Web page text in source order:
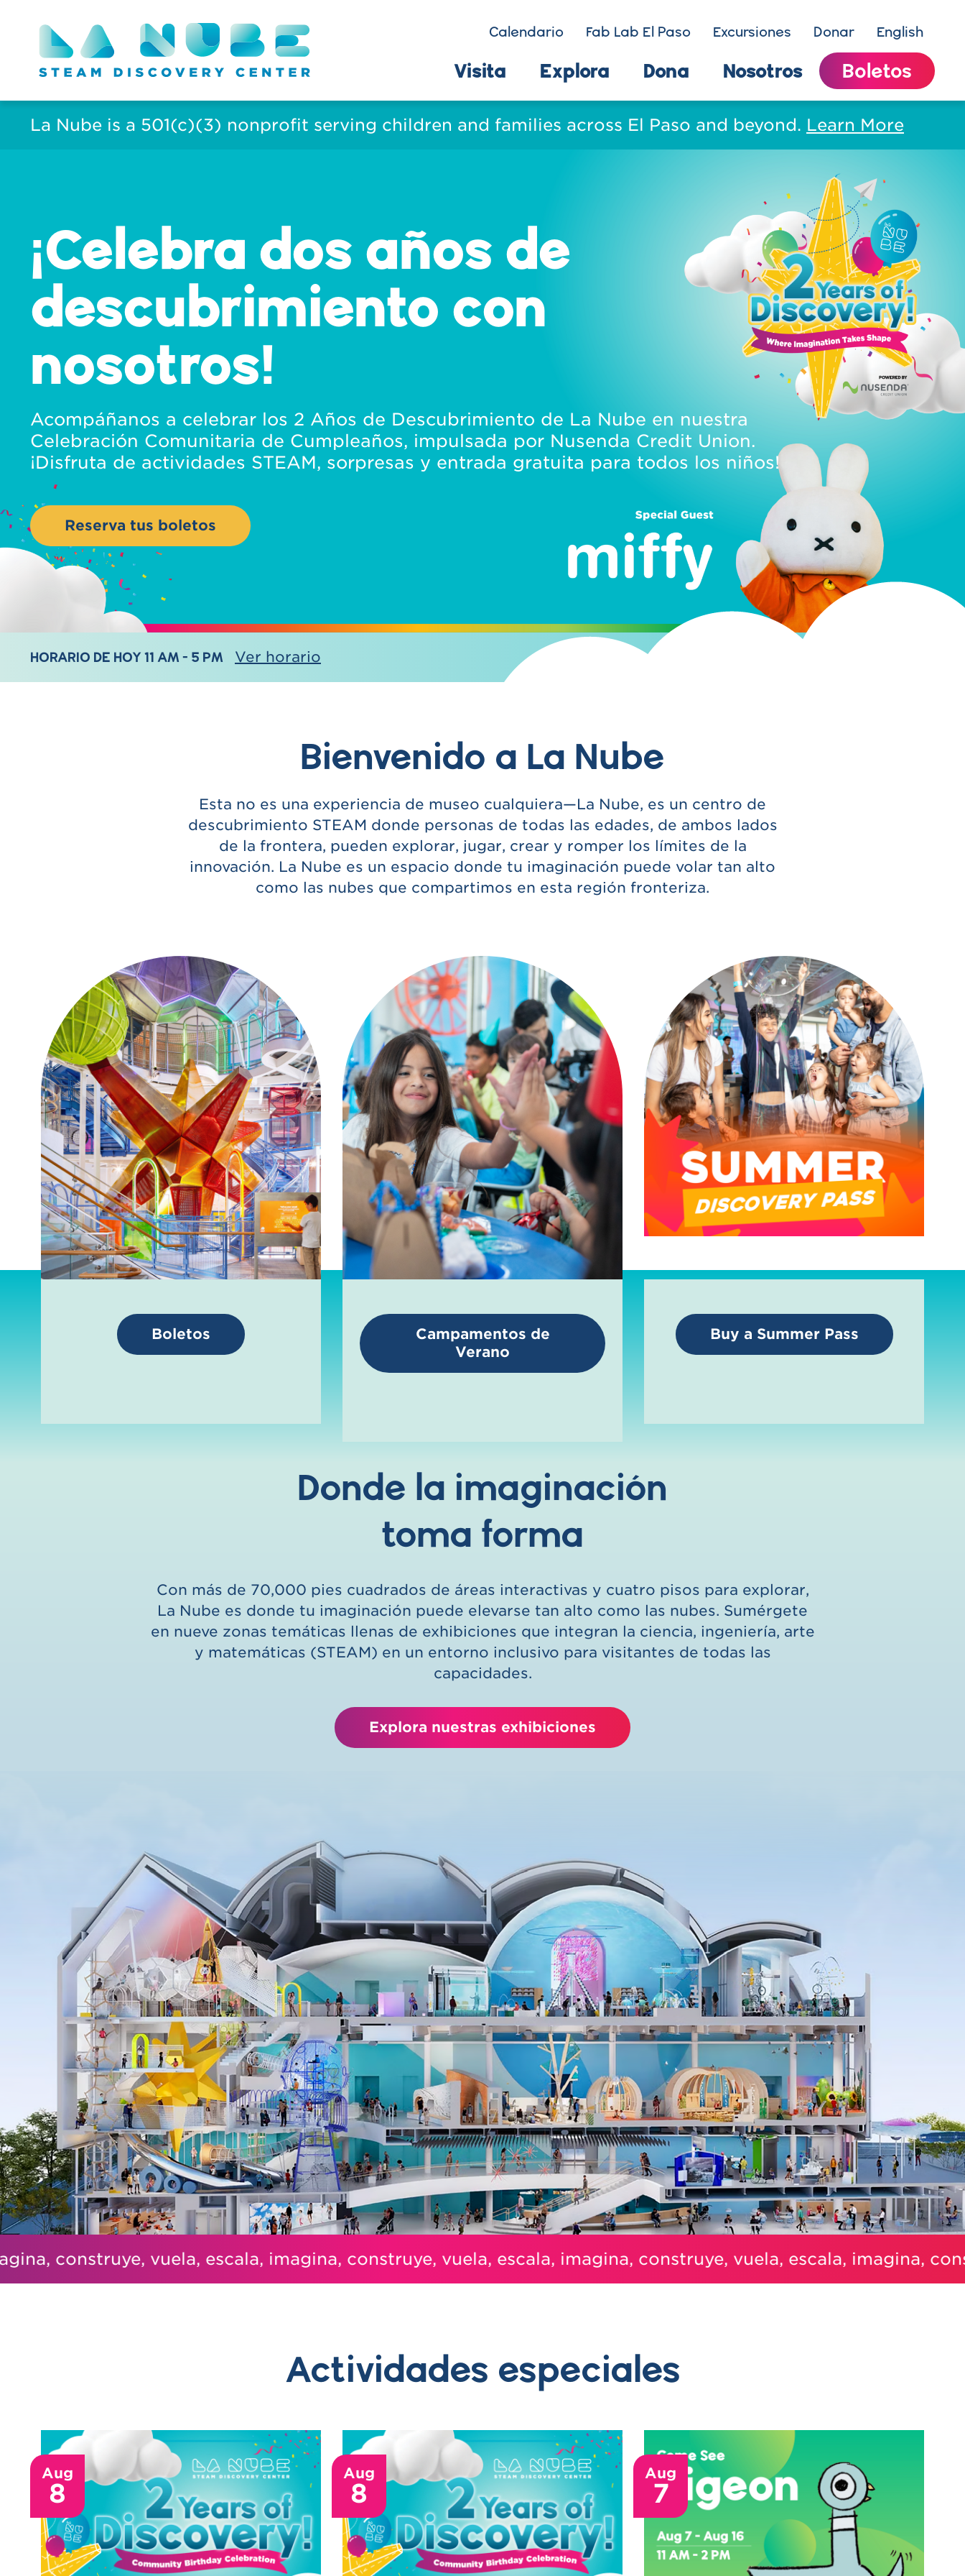
Calendario Fab Lab El Paso Excursiones Donar English
Visita Explora Dona Nosotros Boletos
La Nube is a 501(c)(3) nonprofit serving children and families across El Paso and beyond. Learn More
¡Celebra dos años de
descubrimiento con
nosotros!
Acompáñanos a celebrar los 2 Años de Descubrimiento de La Nube en nuestra
Celebración Comunitaria de Cumpleaños, impulsada por Nusenda Credit Union.
¡Disfruta de actividades STEAM, sorpresas y entrada gratuita para todos los niños!
Reserva tus boletos
HORARIO DE HOY 11 AM - 5 PM Ver horario
Bienvenido a La Nube
Esta no es una experiencia de museo cualquiera—La Nube, es un centro de
descubrimiento STEAM donde personas de todas las edades, de ambos lados
de la frontera, pueden explorar, jugar, crear y romper los límites de la
innovación. La Nube es un espacio donde tu imaginación puede volar tan alto
como las nubes que compartimos en esta región fronteriza.
Boletos
Campamentos de
Verano
Buy a Summer Pass
Donde la imaginación
toma forma
Con más de 70,000 pies cuadrados de áreas interactivas y cuatro pisos para explorar,
La Nube es donde tu imaginación puede elevarse tan alto como las nubes. Sumérgete
en nueve zonas temáticas llenas de exhibiciones que integran la ciencia, ingeniería, arte
y matemáticas (STEAM) en un entorno inclusivo para visitantes de todas las
capacidades.
Explora nuestras exhibiciones
construye, vuela, escala, imagina, construye, vuela, escala, imagina, construye, vuela, escala, imagina,
Actividades especiales
Aug
8
Aug
8
Aug
7